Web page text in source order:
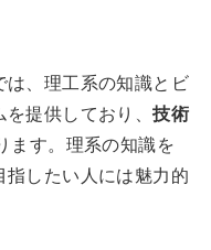
は、理工系の知識とビ
を提供しており、技術
ます。理系の知識を
したい人には魅力的